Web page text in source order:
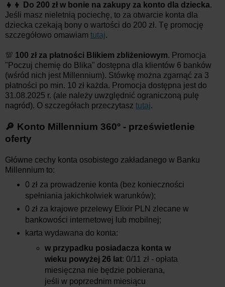
👧👦 Do 200 zł w bonie na zakupy za konto dla dziecka.
Jeśli masz nieletnią pociechę, to za otwarcie konta dla
dziecka czekają bony o wartości do 200 zł. Tę promocję
szczegółowo omawiam tutaj.
💯 100 zł za płatności Blikiem zbliżeniowym. Promocja
"Poczuj chemię do Blika" dostępna dla klientów 6 banków
(wśród nich jest Millennium). Stówkę można zgarnąć za 3
płatności po min. 10 zł każda. Promocja dostępna jest do
31.08.2025 r. (ale należy uwzględnić ograniczoną pulę
nagród). O szczegółach przeczytasz tutaj.
🔎 Konto Millennium 360º - prześwietlenie
oferty
Główne cechy konta osobistego zakładanego w Banku
Millennium to:
0 zł za prowadzenie konta (bez konieczności
spełniania jakichkolwiek warunków);
0 zł za krajowe przelewy Elixir PLN zlecane w
bankowości internetowej lub mobilnej;
karta wydawana do konta:
w przypadku posiadacza konta w
wieku powyżej 26 lat: 0/11 zł - opłata
miesięczna nie będzie pobierana,
jeśli w poprzednim miesiącu